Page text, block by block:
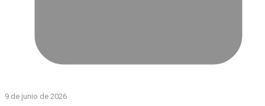
9 de junio de 2026